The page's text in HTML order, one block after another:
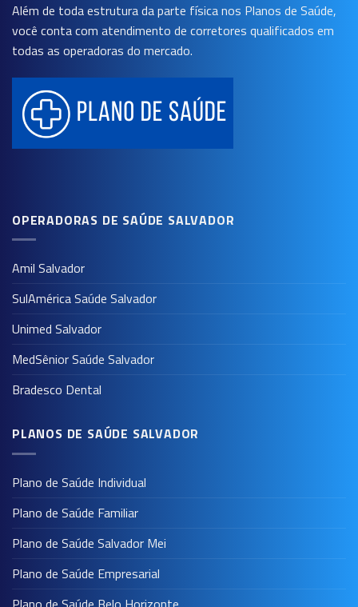
Além de toda estrutura da parte física nos Planos de Saúde,
você conta com atendimento de corretores qualificados em
todas as operadoras do mercado.
OPERADORAS DE SAÚDE SALVADOR
Amil Salvador
SulAmérica Saúde Salvador
Unimed Salvador
MedSênior Saúde Salvador
Bradesco Dental
PLANOS DE SAÚDE SALVADOR
Plano de Saúde Individual
Plano de Saúde Familiar
Plano de Saúde Salvador Mei
Plano de Saúde Empresarial